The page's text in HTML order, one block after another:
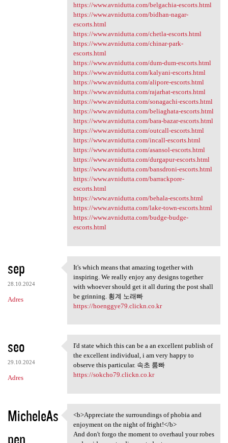
https://www.avnidutta.com/belgachia-escorts.html
https://www.avnidutta.com/bidhan-nagar-
escorts.html
https://www.avnidutta.com/chetla-escorts.html
https://www.avnidutta.com/chinar-park-
escorts.html
https://www.avnidutta.com/dum-dum-escorts.html
https://www.avnidutta.com/kalyani-escorts.html
https://www.avnidutta.com/alipore-escorts.html
https://www.avnidutta.com/rajarhat-escorts.html
https://www.avnidutta.com/sonagachi-escorts.html
https://www.avnidutta.com/beliaghata-escorts.html
https://www.avnidutta.com/bara-bazar-escorts.html
https://www.avnidutta.com/outcall-escorts.html
https://www.avnidutta.com/incall-escorts.html
https://www.avnidutta.com/asansol-escorts.html
https://www.avnidutta.com/durgapur-escorts.html
https://www.avnidutta.com/bansdroni-escorts.html
https://www.avnidutta.com/barrackpore-
escorts.html
https://www.avnidutta.com/behala-escorts.html
https://www.avnidutta.com/lake-town-escorts.html
https://www.avnidutta.com/budge-budge-
escorts.html
sep
28.10.2024
Adres
It's which means that amazing
It's which means that amazing together with
inspiring. We really enjoy any designs together
with whoever should get it all during the post shall
be grinning. 횡계 노래빠
https://hoenggye79.clickn.co.kr
seo
29.10.2024
Adres
I'd state which this can be a
I'd state which this can be a an excellent publish of
the excellent individual, i am very happy to
observe this particular. 속초 룸빠
https://sokcho79.clickn.co.kr
MicheleAs
pen
<b>Appreciate the
<b>Appreciate the surroundings of phobia and
enjoyment on the night of fright!</b>
And don't forgo the moment to overhaul your robes